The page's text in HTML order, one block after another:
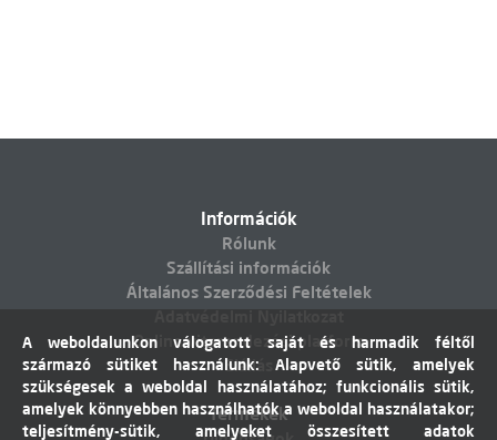
Információk
Rólunk
Szállítási információk
Általános Szerződési Feltételek
Online vitarendezési platform
Elállás
Termékek
A weboldalunkon válogatott saját és harmadik féltől
származó sütiket használunk: Alapvető sütik, amelyek
szükségesek a weboldal használatához; funkcionális sütik,
amelyek könnyebben használhatók a weboldal használatakor;
teljesítmény-sütik, amelyeket összesített adatok